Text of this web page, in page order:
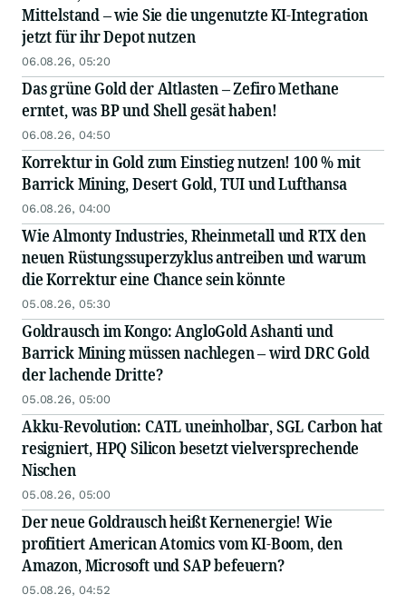
Mittelstand – wie Sie die ungenutzte KI-Integration
jetzt für ihr Depot nutzen
06.08.26, 05:20
Das grüne Gold der Altlasten – Zefiro Methane
erntet, was BP und Shell gesät haben!
06.08.26, 04:50
Korrektur in Gold zum Einstieg nutzen! 100 % mit
Barrick Mining, Desert Gold, TUI und Lufthansa
06.08.26, 04:00
Wie Almonty Industries, Rheinmetall und RTX den
neuen Rüstungssuperzyklus antreiben und warum
die Korrektur eine Chance sein könnte
05.08.26, 05:30
Goldrausch im Kongo: AngloGold Ashanti und
Barrick Mining müssen nachlegen – wird DRC Gold
der lachende Dritte?
05.08.26, 05:00
Akku-Revolution: CATL uneinholbar, SGL Carbon hat
resigniert, HPQ Silicon besetzt vielversprechende
Nischen
05.08.26, 05:00
Der neue Goldrausch heißt Kernenergie! Wie
profitiert American Atomics vom KI-Boom, den
Amazon, Microsoft und SAP befeuern?
05.08.26, 04:52